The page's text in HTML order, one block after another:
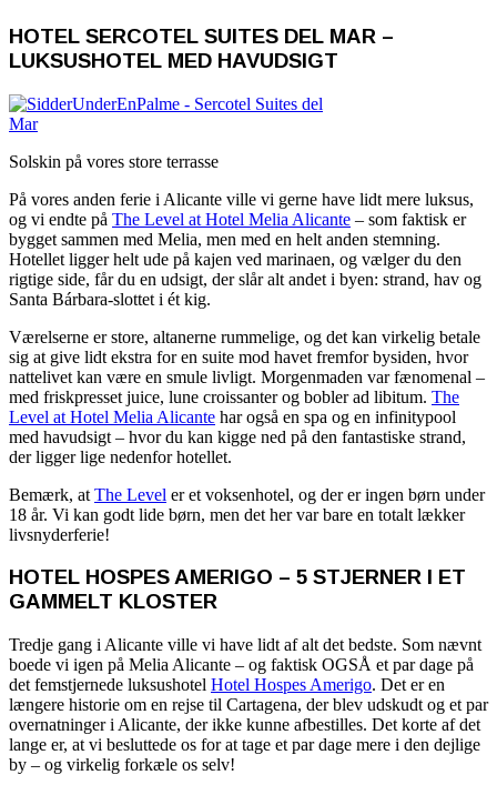
HOTEL SERCOTEL SUITES DEL MAR –
LUKSUSHOTEL MED HAVUDSIGT
Solskin på vores store terrasse
På vores anden ferie i Alicante ville vi gerne have lidt mere luksus,
og vi endte på The Level at Hotel Melia Alicante – som faktisk er
bygget sammen med Melia, men med en helt anden stemning.
Hotellet ligger helt ude på kajen ved marinaen, og vælger du den
rigtige side, får du en udsigt, der slår alt andet i byen: strand, hav og
Santa Bárbara-slottet i ét kig.
Værelserne er store, altanerne rummelige, og det kan virkelig betale
sig at give lidt ekstra for en suite mod havet fremfor bysiden, hvor
nattelivet kan være en smule livligt. Morgenmaden var fænomenal –
med friskpresset juice, lune croissanter og bobler ad libitum. The
Level at Hotel Melia Alicante har også en spa og en infinitypool
med havudsigt – hvor du kan kigge ned på den fantastiske strand,
der ligger lige nedenfor hotellet.
Bemærk, at The Level er et voksenhotel, og der er ingen børn under
18 år. Vi kan godt lide børn, men det her var bare en totalt lækker
livsnyderferie!
HOTEL HOSPES AMERIGO – 5 STJERNER I ET
GAMMELT KLOSTER
Tredje gang i Alicante ville vi have lidt af alt det bedste. Som nævnt
boede vi igen på Melia Alicante – og faktisk OGSÅ et par dage på
det femstjernede luksushotel Hotel Hospes Amerigo. Det er en
længere historie om en rejse til Cartagena, der blev udskudt og et par
overnatninger i Alicante, der ikke kunne afbestilles. Det korte af det
lange er, at vi besluttede os for at tage et par dage mere i den dejlige
by – og virkelig forkæle os selv!